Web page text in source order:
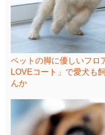
ペットの脚に優しいフロ
LOVEコート」で愛犬も
んか